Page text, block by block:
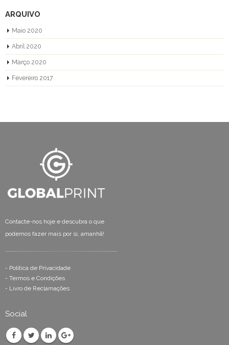
ARQUIVO
Maio 2020
Abril 2020
Março 2020
Fevereiro 2017
Contacte-nos hoje e descubra o que
podemos fazer mais por si, amanhã!
- Política de Privacidade
- Termos e Condições
- Livro de Reclamações
Social